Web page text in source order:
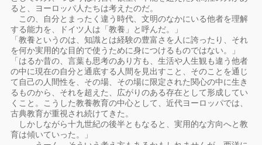
ると、ヨーロッパ人たちは考えたのだ。
この、自分とまったく違う時代、文明のなかにいる他者を理解
する能力を、ドイツ人は「教養」と呼んだ。」
「教養というのは、知識とは経験の豊富さを人に誇ったり、それ
を何か実用的な目的で使うために身につけるものではない。」
「はるか昔の、言葉も思考のあり方も、生活や人生観も違う他者
の中に現在の自分と通底する人間を見出すこと、そのことを通じ
て自己の人間性を、その場、その場に限定された関心の中に生き
るものから、それを超えた、広がりのある存在として形成してい
くこと。こうした教養教育の中心として、近代ヨーロッパでは、
古典教育が重視され続けてきた。
しかしながら十九世紀の後半ともなると、実用的な方向へと教
育は傾いていった。」